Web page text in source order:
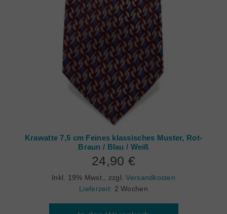
Krawatte 7,5 cm Feines klassisches Muster, Rot-
Braun / Blau / Weiß
24,90 €
Inkl. 19% Mwst., zzgl.Versandkosten
Lieferzeit: 2 Wochen